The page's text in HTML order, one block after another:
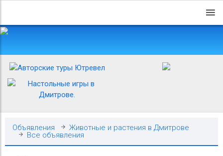
Объявления
Животные и растения в Дмитрове
Все объявления